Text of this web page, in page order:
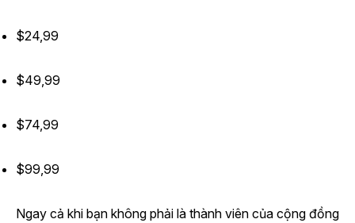
$24,99
$49,99
$74,99
$99,99
Ngay cả khi bạn không phải là thành viên của cộng đồng